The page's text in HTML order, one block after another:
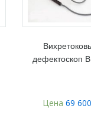
дефектоскоп
Цена69